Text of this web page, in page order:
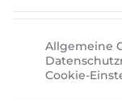
Allgemeine
Cookie-